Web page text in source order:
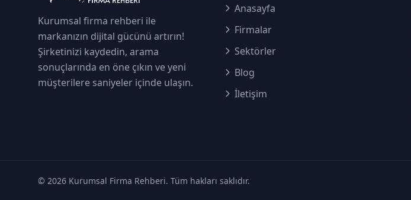
Kurumsal firma rehberi ile
markanızın dijital gücünü artırın!
Şirketinizi kaydedin, arama
sonuçlarında en öne çıkın ve yeni
müşterilere saniyeler içinde ulaşın.
Anasayfa
Firmalar
Sektörler
Blog
İletişim
© 2026 Kurumsal Firma Rehberi. Tüm hakları saklıdır.